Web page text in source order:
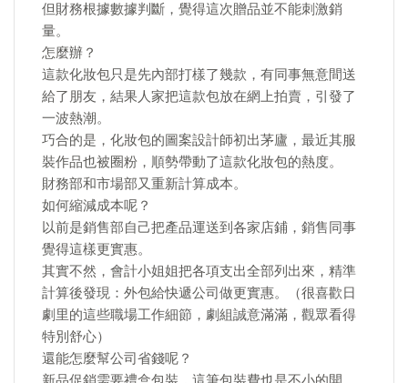
但財務根據數據判斷，覺得這次贈品並不能刺激銷
量。
怎麼辦？
這款化妝包只是先內部打樣了幾款，有同事無意間送
給了朋友，結果人家把這款包放在網上拍賣，引發了
一波熱潮。
巧合的是，化妝包的圖案設計師初出茅廬，最近其服
裝作品也被圈粉，順勢帶動了這款化妝包的熱度。
財務部和市場部又重新計算成本。
如何縮減成本呢？
以前是銷售部自己把產品運送到各家店鋪，銷售同事
覺得這樣更實惠。
其實不然，會計小姐姐把各項支出全部列出來，精準
計算後發現：外包給快遞公司做更實惠。（很喜歡日
劇里的這些職場工作細節，劇組誠意滿滿，觀眾看得
特別舒心）
還能怎麼幫公司省錢呢？